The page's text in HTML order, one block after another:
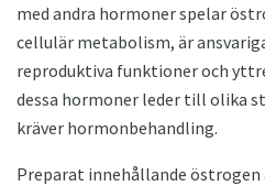
med andra hormoner spelar
cellulär metabolism, är
reproduktiva funktioner och
dessa hormoner leder till olika
kräver hormonbehandling.
Preparat innehållande